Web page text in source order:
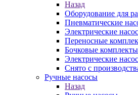
Назад
Оборудование для
Пневматические
Электрические
Переносные
Бочковые
Электрические
Снято с
Ручные насосы
Назад